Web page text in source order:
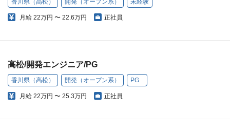
香川県（高松） 開発（オープン系） 未経験
月給 22万円 〜 22.6万円 正社員
高松/開発エンジニア/PG
香川県（高松） 開発（オープン系） PG
月給 22万円 〜 25.3万円 正社員